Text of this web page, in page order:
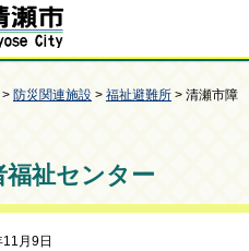
> 防災関連施設 > 福祉避難所 > 清瀬市障
福祉センター
月9日